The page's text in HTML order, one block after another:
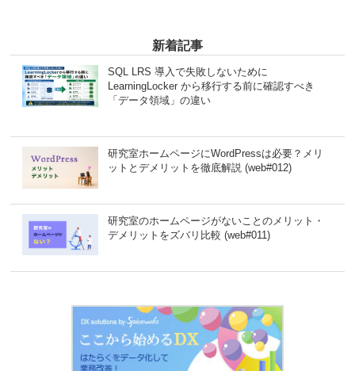
新着記事
SQL LRS 導入で失敗しないために
LearningLocker から移行する前に確認すべき
「データ領域」の違い
研究室ホームページにWordPressは必要？メリ
ットとデメリットを徹底解説 (web#012)
研究室のホームページがないことのメリット・
デメリットをズバリ比較 (web#011)